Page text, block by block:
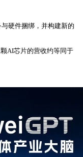
硬件捆绑，并构建新的
AI芯片的营收约等同于